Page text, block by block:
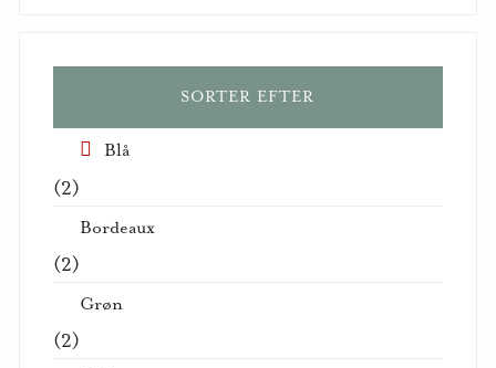
SORTER EFTER
Blå
(2)
Bordeaux
(2)
Grøn
(2)